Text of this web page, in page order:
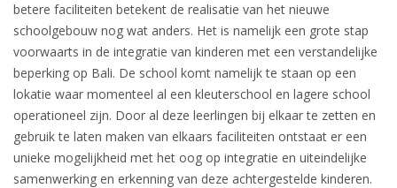
betere faciliteiten betekent de realisatie van het nieuwe
schoolgebouw nog wat anders. Het is namelijk een grote stap
voorwaarts in de integratie van kinderen met een verstandelijke
beperking op Bali. De school komt namelijk te staan op een
lokatie waar momenteel al een kleuterschool en lagere school
operationeel zijn. Door al deze leerlingen bij elkaar te zetten en
gebruik te laten maken van elkaars faciliteiten ontstaat er een
unieke mogelijkheid met het oog op integratie en uiteindelijke
samenwerking en erkenning van deze achtergestelde kinderen.